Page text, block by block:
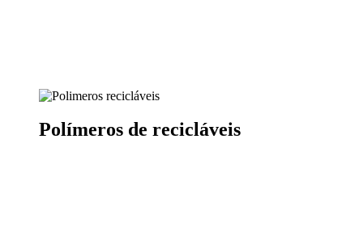
Polímeros de recicláveis